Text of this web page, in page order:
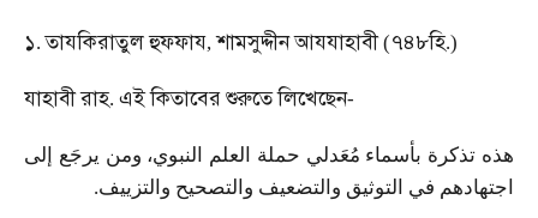
১.তাযকিরাতুলহুফফায,শামসুদ্দীনআযযাহাবী(৭৪৮হি.)
যাহাবীরাহ. এইকিতাবেরশুরুতেলিখেছেন-
هذه تذكرة بأسماء مُعَدلي حملة العلم النبوي، ومن يرجَع إلى
اجتهادهم في التوثيق والتضعيف والتصحيح والتزييف.